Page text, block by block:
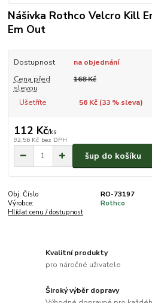
Nášivka Rothco Velcro Kill
Em Out
Dostupnost
na objednání
Cena před
slevou
168 Kč
Ušetříte 56 Kč (33% sleva)
112 Kč/ks
92,56 Kč bez DPH
šup do košíku
Obj. Číslo
RO-73197
Výrobce:
Rothco
Hlídat cenu / dostupnost
Kvalitní produkty
pro náročné uživatele
Široký výběr dopravy